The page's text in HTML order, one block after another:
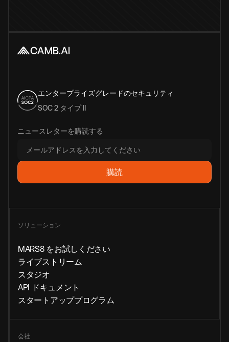
エンタープライズグレードのセキュリティ
SOC 2 タイプ II
ニュースレターを購読する
ソリューション
MARS8 をお試しください
ライブストリーム
スタジオ
API ドキュメント
スタートアッププログラム
会社